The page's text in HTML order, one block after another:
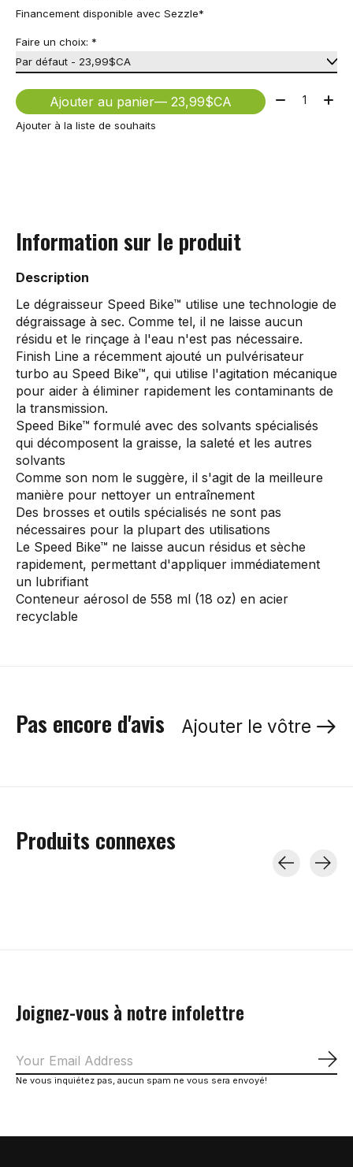
Financement disponible avec Sezzle*
Faire un choix: *
Ajouter au panier — 23,99$CA Quantité:
Ajouter à la liste de souhaits
Information sur le produit
Description
Le dégraisseur Speed Bike™ utilise une technologie de
dégraissage à sec. Comme tel, il ne laisse aucun
résidu et le rinçage à l'eau n'est pas nécessaire.
Finish Line a récemment ajouté un pulvérisateur
turbo au Speed Bike™, qui utilise l'agitation mécanique
pour aider à éliminer rapidement les contaminants de
la transmission.
Speed Bike™ formulé avec des solvants spécialisés
qui décomposent la graisse, la saleté et les autres
solvants
Comme son nom le suggère, il s'agit de la meilleure
manière pour nettoyer un entraînement
Des brosses et outils spécialisés ne sont pas
nécessaires pour la plupart des utilisations
Le Speed Bike™ ne laisse aucun résidus et sèche
rapidement, permettant d'appliquer immédiatement
un lubrifiant
Conteneur aérosol de 558 ml (18 oz) en acier
recyclable
Pas encore d'avis Ajouter le vôtre
Produits connexes
Joignez-vous à notre infolettre
Ne vous inquiétez pas, aucun spam ne vous sera envoyé!